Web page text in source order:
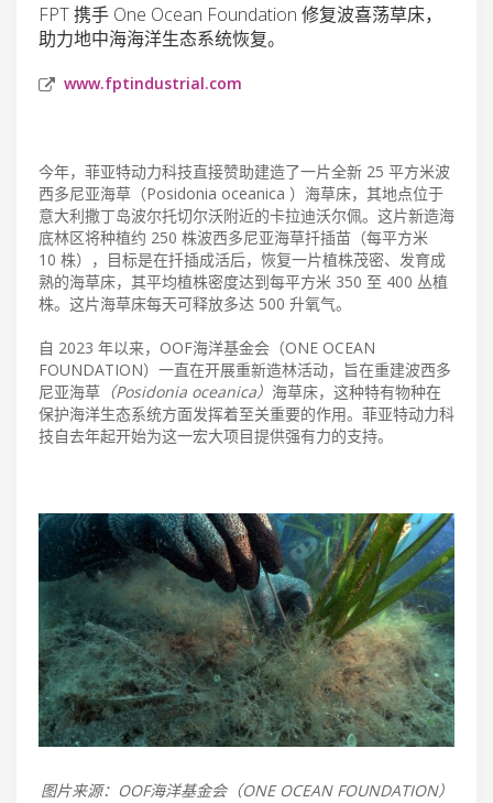
FPT 携手 One Ocean Foundation 修复波喜荡草床，
助力地中海海洋生态系统恢复。
www.fptindustrial.com
今年，菲亚特动力科技直接赞助建造了一片全新 25 平方米波
西多尼亚海草（Posidonia oceanica ）海草床，其地点位于
意大利撒丁岛波尔托切尔沃附近的卡拉迪沃尔佩。这片新造海
底林区将种植约 250 株波西多尼亚海草扦插苗（每平方米
10 株），目标是在扦插成活后，恢复一片植株茂密、发育成
熟的海草床，其平均植株密度达到每平方米 350 至 400 丛植
株。这片海草床每天可释放多达 500 升氧气。
自 2023 年以来，OOF海洋基金会（ONE OCEAN
FOUNDATION）一直在开展重新造林活动，旨在重建波西多
尼亚海草 （Posidonia oceanica） 海草床，这种特有物种在
保护海洋生态系统方面发挥着至关重要的作用。菲亚特动力科
技自去年起开始为这一宏大项目提供强有力的支持。
图片来源：OOF海洋基金会（ONE OCEAN FOUNDATION）